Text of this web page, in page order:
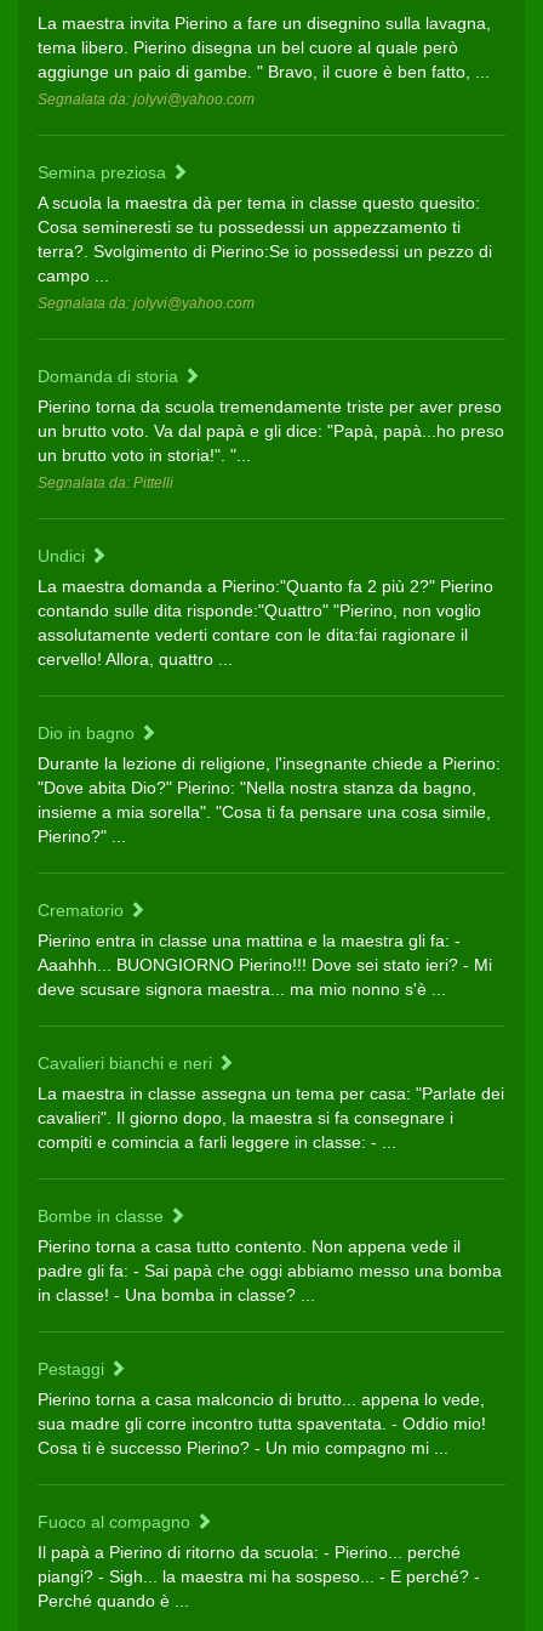
La maestra invita Pierino a fare un disegnino sulla lavagna,
tema libero. Pierino disegna un bel cuore al quale però
aggiunge un paio di gambe. " Bravo, il cuore è ben fatto, ...
Segnalata da: jolyvi@yahoo.com
Semina preziosa
A scuola la maestra dà per tema in classe questo quesito:
Cosa semineresti se tu possedessi un appezzamento ti
terra?. Svolgimento di Pierino:Se io possedessi un pezzo di
campo ...
Segnalata da: jolyvi@yahoo.com
Domanda di storia
Pierino torna da scuola tremendamente triste per aver preso
un brutto voto. Va dal papà e gli dice: "Papà, papà...ho preso
un brutto voto in storia!". "...
Segnalata da: Pittelli
Undici
La maestra domanda a Pierino:"Quanto fa 2 più 2?" Pierino
contando sulle dita risponde:"Quattro" "Pierino, non voglio
assolutamente vederti contare con le dita:fai ragionare il
cervello! Allora, quattro ...
Dio in bagno
Durante la lezione di religione, l'insegnante chiede a Pierino:
"Dove abita Dio?" Pierino: "Nella nostra stanza da bagno,
insieme a mia sorella". "Cosa ti fa pensare una cosa simile,
Pierino?" ...
Crematorio
Pierino entra in classe una mattina e la maestra gli fa: -
Aaahhh... BUONGIORNO Pierino!!! Dove sei stato ieri? - Mi
deve scusare signora maestra... ma mio nonno s'è ...
Cavalieri bianchi e neri
La maestra in classe assegna un tema per casa: "Parlate dei
cavalieri". Il giorno dopo, la maestra si fa consegnare i
compiti e comincia a farli leggere in classe: - ...
Bombe in classe
Pierino torna a casa tutto contento. Non appena vede il
padre gli fa: - Sai papà che oggi abbiamo messo una bomba
in classe! - Una bomba in classe? ...
Pestaggi
Pierino torna a casa malconcio di brutto... appena lo vede,
sua madre gli corre incontro tutta spaventata. - Oddio mio!
Cosa ti è successo Pierino? - Un mio compagno mi ...
Fuoco al compagno
Il papà a Pierino di ritorno da scuola: - Pierino... perché
piangi? - Sigh... la maestra mi ha sospeso... - E perché? -
Perché quando è ...